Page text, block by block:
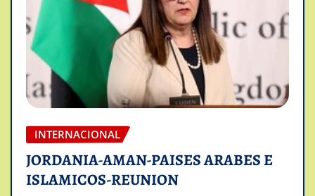
INTERNACIONAL
JORDANIA-AMAN-PAISES ARABES E
ISLAMICOS-REUNION